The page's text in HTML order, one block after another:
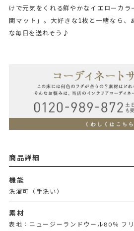
けで元気をくれる鮮やかなイエローカラ
関マット」。大好きな1枚と一緒なら、
な毎日を送れそう♪
商品詳細
機能
洗濯可（手洗い）
素材
表地：ニュージーランドウール80％ フ